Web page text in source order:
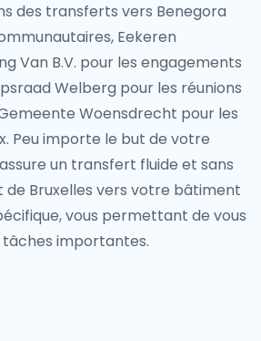
des transferts vers Benegora
Eekeren
Van B.V. pour les engagements
Welberg pour les réunions
Woensdrecht pour les
Peu importe le but de votre
un transfert fluide et sans
Bruxelles vers votre bâtiment
vous permettant de vous
importantes.